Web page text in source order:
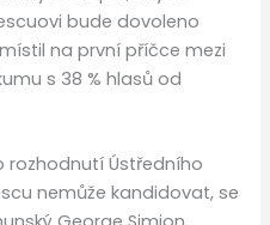
bude dovoleno
na první příčce mezi
s 38 % hlasů od
rozhodnutí Ústředního
nemůže kandidovat, se